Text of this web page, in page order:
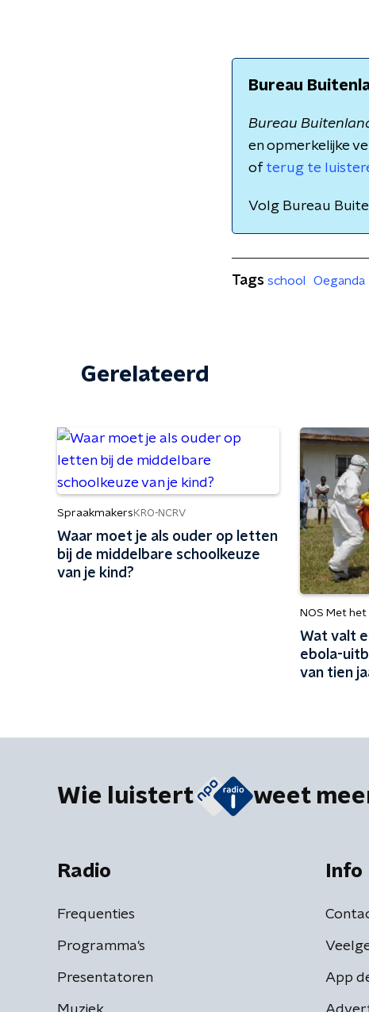
Bureau
Bureau
en opmerkelijke
of terug te
Volg Bureau
Tags school Oeganda
Gerelateerd
Spraakmakers KRO-NCRV
Waar moet je als ouder op letten
bij de middelbare schoolkeuze
van je kind?
NOS Met
Wat valt
ebola-
van tien
Wie luistert weet
Radio
Frequenties
Programma's
Presentatoren
Info
App